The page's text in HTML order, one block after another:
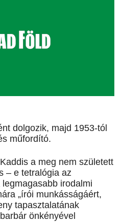
dolgozik, majd 1953-tól
műfordító.
a meg nem született
– e tetralógia az
irodalmi
„írói munkásságáért,
tapasztalatának
önkényével